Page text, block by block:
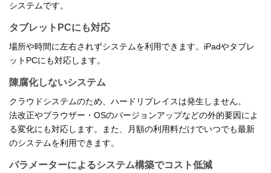
システムです。
タブレットPCにも対応
場所や時間に左右されずシステムを利用できます。iPadやタブレ
ットPCにも対応します。
陳腐化しないシステム
クラウドシステムのため、ハードリプレイスは発生しません。
法改正やブラウザー・OSのバージョンアップなどの外的要因によ
る変化にも対応します。また、月額の利用料だけでいつでも最新
のシステムを利用できます。
パラメーターによるシステム構築でコスト低減